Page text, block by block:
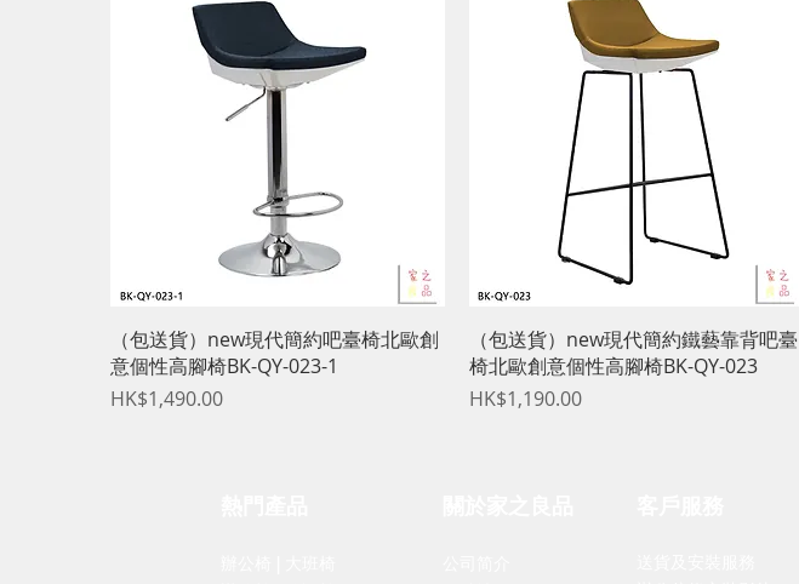
快速瀏覽
（包送貨）new現代簡約吧臺椅北歐創
意個性高腳椅BK-QY-023-1
價格
HK$1,490.00
快速瀏覽
（包送貨）new現代簡約鐵藝靠背吧臺
椅北歐創意個性高腳椅BK-QY-023
價格
HK$1,190.00